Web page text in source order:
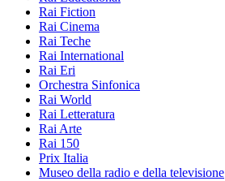
Rai Fiction
Rai Cinema
Rai Teche
Rai International
Rai Eri
Orchestra Sinfonica
Rai World
Rai Letteratura
Rai Arte
Rai 150
Prix Italia
Museo della radio e della televisione